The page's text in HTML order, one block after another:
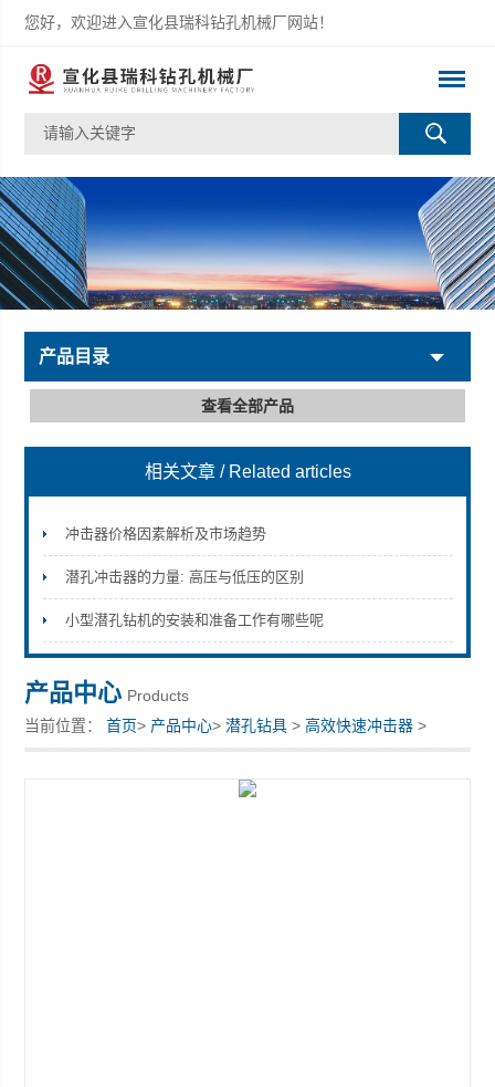
您好，欢迎进入宣化县瑞科钻孔机械厂网站！
宣化县瑞科钻孔机械厂
产品目录
查看全部产品
相关文章 / Related articles
冲击器价格因素解析及市场趋势
潜孔冲击器的力量: 高压与低压的区别
小型潜孔钻机的安装和准备工作有哪些呢
产品中心 Products
当前位置：首页> 产品中心>潜孔钻具 >高效快速冲击器 >
DHD345A矿山快速冲击器水井潜孔钎头厂家